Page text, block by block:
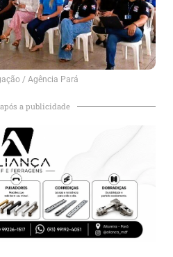
/ Agência Pará
a publicidade